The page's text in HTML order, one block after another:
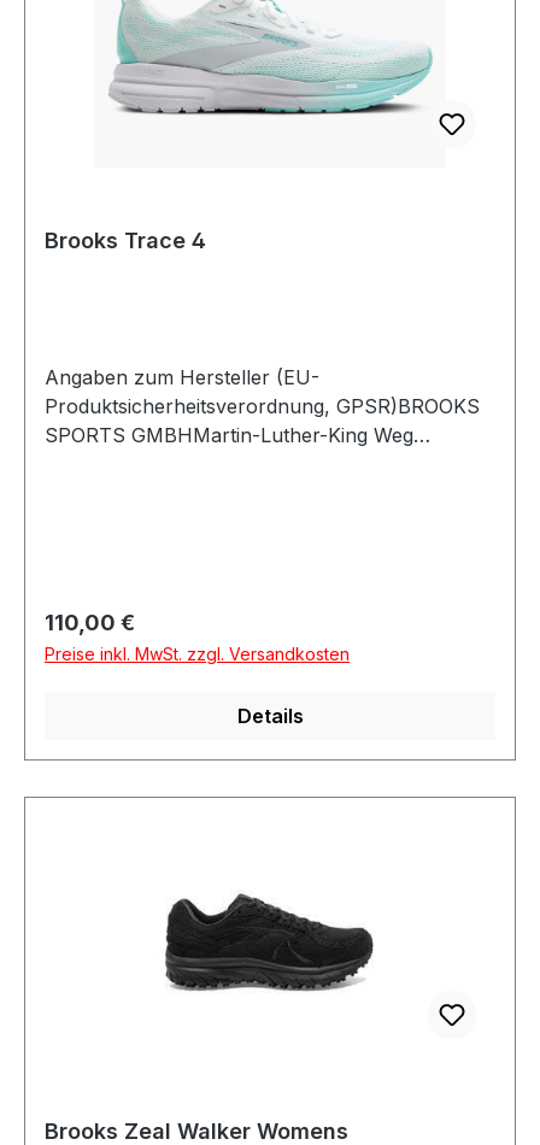
Brooks Trace 4
Angaben zum Hersteller (EU-
Produktsicherheitsverordnung, GPSR)BROOKS
SPORTS GMBHMartin-Luther-King Weg
Regulärer Preis:
110,00 €
Preise inkl. MwSt. zzgl. Versandkosten
Details
Brooks Zeal Walker Womens